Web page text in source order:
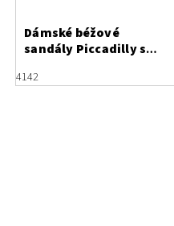
Dámské béžové
sandály Piccadilly s
540419-1
4142